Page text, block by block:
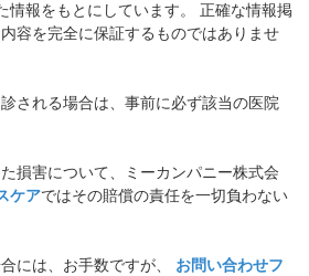
情報をもとにしています。 正確な情報掲
容を完全に保証するものではありませ
される場合は、事前に必ず該当の医院
損害について、ミーカンパニー株式会
ケアではその賠償の責任を一切負わない
には、お手数ですが、 お問い合わせフ